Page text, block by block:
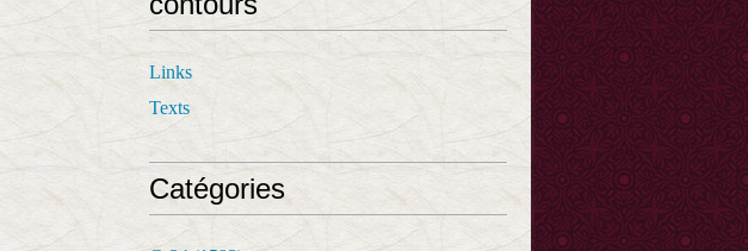
Links
Texts
Catégories